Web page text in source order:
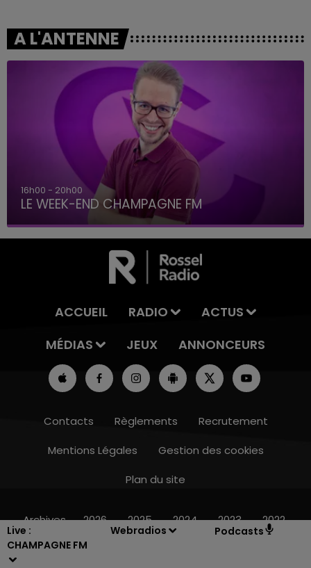
Live :
CHAMPAGNE FM
Webradios Podcasts
7h00 - 12h00
A L'ANTENNE
16h00 - 20h00
LE WEEK-END CHAMPAGNE FM
ACCUEIL RADIO
ACTUS
MÉDIAS
JEUX ANNONCEURS
Contacts Règlements
Recrutement
Mentions Légales
Gestion des cookies
Plan du site
Archives 2026 2025 2024 2023 2022